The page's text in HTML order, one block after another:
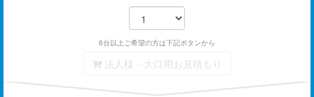
6台以上ご希望の方は下記ボタンから
法人様・大口用お見積もり